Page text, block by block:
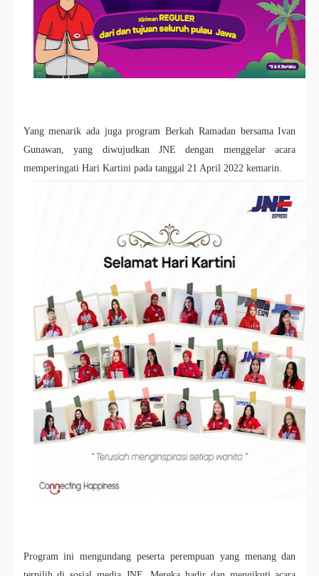
Yang menarik ada juga program Berkah Ramadan bersama Ivan
Gunawan, yang diwujudkan JNE dengan menggelar acara
memperingati Hari Kartini pada tanggal 21 April 2022 kemarin.
Program ini mengundang peserta perempuan yang menang dan